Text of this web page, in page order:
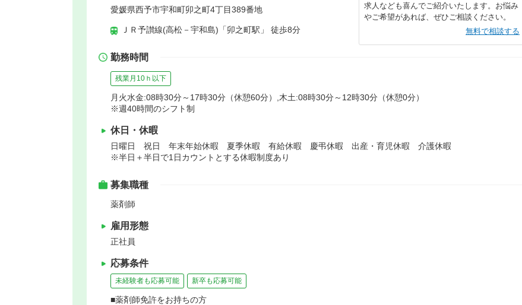
愛媛県西予市宇和町卯之町4丁目389番地
ＪＲ予讃線(高松－宇和島)「卯之町駅」 徒歩8分
求人なども喜んでご紹介いたします。お悩み
やご希望があれば、ぜひご相談ください。
無料で相談する
勤務時間
残業月10ｈ以下
月火水金:08時30分～17時30分（休憩60分）,木土:08時30分～12時30分（休憩0分）
※週40時間のシフト制
休日・休暇
日曜日 祝日 年末年始休暇 夏季休暇 有給休暇 慶弔休暇 出産・育児休暇 介護休暇
※半日＋半日で1日カウントとする休暇制度あり
募集職種
薬剤師
雇用形態
正社員
応募条件
未経験者も応募可能 新卒も応募可能
■薬剤師免許をお持ちの方